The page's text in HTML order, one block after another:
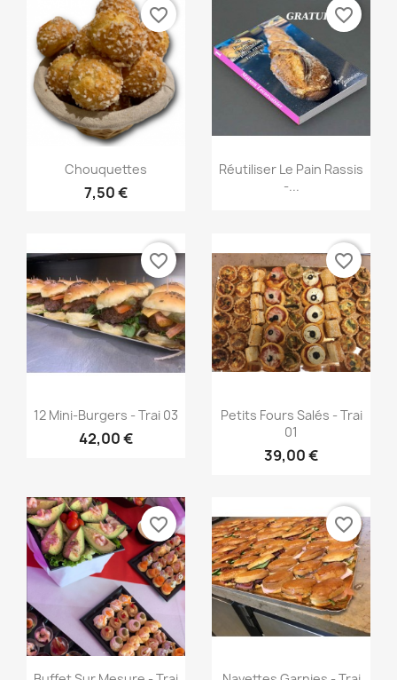
Aperçu rapide
Chouquettes
7,50 €
favorite_border
Aperçu rapide
Réutiliser Le Pain Rassis
-...
favorite_border
Aperçu rapide
12 Mini-Burgers - Trai 03
42,00 €
favorite_border
Aperçu rapide
Petits Fours Salés - Trai
01
39,00 €
favorite_border
Aperçu rapide
favorite_border
Aperçu rapide
favorite_border